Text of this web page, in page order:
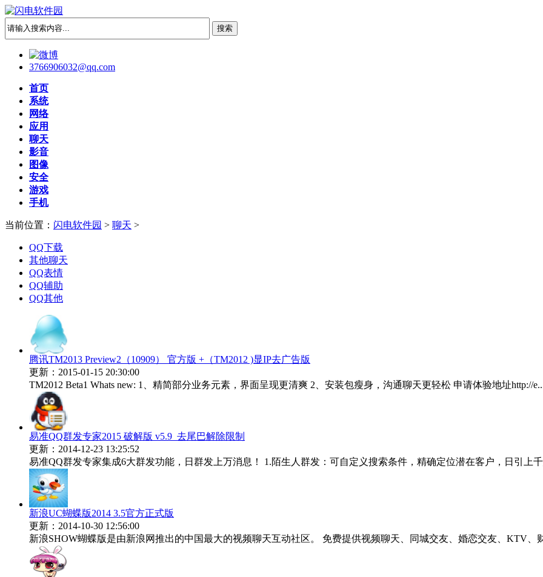
3766906032@qq.com
首页
系统
网络
应用
聊天
影音
图像
安全
游戏
手机
当前位置： 闪电软件园 > 聊天 >
QQ下载
其他聊天
QQ表情
QQ辅助
QQ其他
腾讯TM2013 Preview2（10909） 官方版 +（TM2012 )显IP去广告版
更新：2015-01-15 20:30:00
TM2012 Beta1 Whats new: 1、精简部分业务元素，界面呈现更清爽 2、安装包瘦身，沟通聊天更轻松 申请体验地址http://
易准QQ群发专家2015 破解版 v5.9_去尾巴解除限制
更新：2014-12-23 13:25:52
易准QQ群发专家集成6大群发功能，日群发上万消息！ 1.陌生人群发：可自定义搜索条件，精确定位潜在客户，日引上
新浪UC蝴蝶版2014 3.5官方正式版
更新：2014-10-30 12:56:00
新浪SHOW蝴蝶版是由新浪网推出的中国最大的视频聊天互动社区。 免费提供视频聊天、同城交友、婚恋交友、KTV、